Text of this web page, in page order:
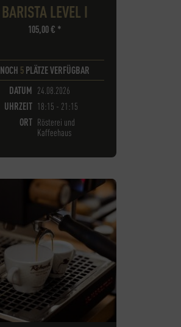
BARISTA LEVEL I
105,00€ *
NOCH 5PLÄTZE VERFÜGBAR
DATUM 24.08.2026
UHRZEIT 18:15 - 21:15
ORT Rösterei und
Kaffeehaus